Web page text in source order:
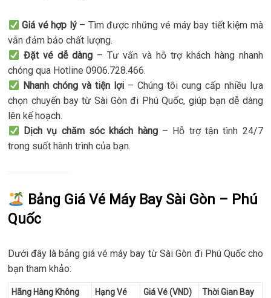
Giá vé hợp lý– Tìm được những vé máy bay tiết kiệm mà
vẫn đảm bảo chất lượng.
Đặt vé dễ dàng– Tư vấn và hỗ trợ khách hàng nhanh
chóng qua Hotline 0906.728.466.
Nhanh chóng và tiện lợi– Chúng tôi cung cấp nhiều lựa
chọn chuyến bay từ Sài Gòn đi Phú Quốc, giúp bạn dễ dàng
lên kế hoạch.
Dịch vụ chăm sóc khách hàng– Hỗ trợ tận tình 24/7
trong suốt hành trình của bạn.
Bảng Giá Vé Máy Bay Sài Gòn – Phú
Quốc
Dưới đây là bảng giá vé máy bay từ Sài Gòn đi Phú Quốc cho
bạn tham khảo:
Hãng Hàng Không Hạng Vé Giá Vé (VND) Thời Gian Bay